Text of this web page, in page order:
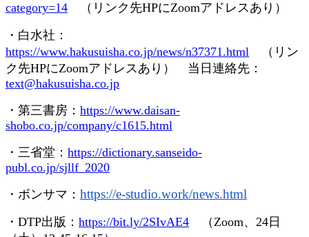
category=14 （リンク先HPにZoomアドレスあり）
・白水社：
https://www.hakusuisha.co.jp/news/n37371.html （リン
ク先HPにZoomアドレスあり） 当日連絡先：
text@hakusuisha.co.jp
・第三書房： https://www.daisan-
shobo.co.jp/company/c1615.html
・三省堂： https://dictionary.sanseido-
publ.co.jp/sjllf_2020
・ボンサマ： https://e-studio.work/news.html
・ DTP出版： https://bit.ly/2SIvAE4 （Zoom、 24 日